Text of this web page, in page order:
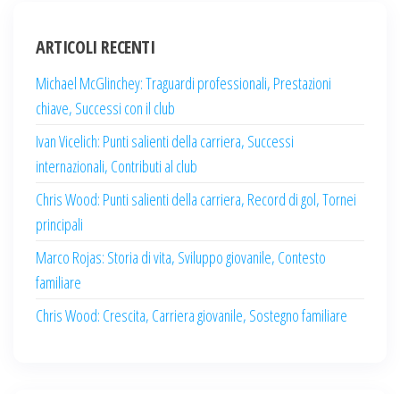
ARTICOLI RECENTI
Michael McGlinchey: Traguardi professionali, Prestazioni
chiave, Successi con il club
Ivan Vicelich: Punti salienti della carriera, Successi
internazionali, Contributi al club
Chris Wood: Punti salienti della carriera, Record di gol, Tornei
principali
Marco Rojas: Storia di vita, Sviluppo giovanile, Contesto
familiare
Chris Wood: Crescita, Carriera giovanile, Sostegno familiare